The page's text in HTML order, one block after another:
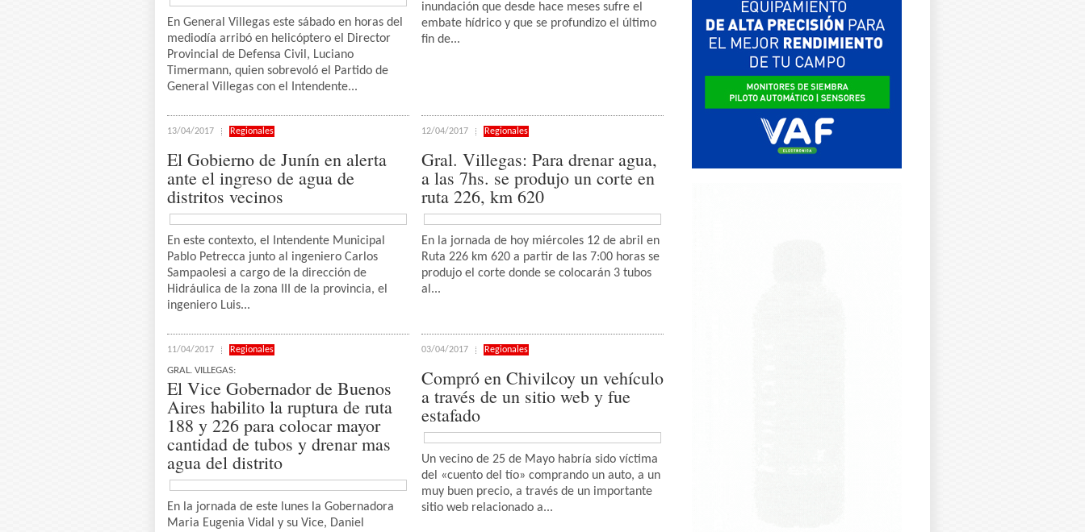
En General Villegas este sábado en horas del
mediodía arribó en helicóptero el Director
Provincial de Defensa Civil, Luciano
Timermann, quien sobrevoló el Partido de
General Villegas con el Intendente...
inundación que desde hace meses sufre el
embate hídrico y que se profundizo el último
fin de...
13/04/2017 Regionales
El Gobierno de Junín en alerta
ante el ingreso de agua de
distritos vecinos
En este contexto, el Intendente Municipal
Pablo Petrecca junto al ingeniero Carlos
Sampaolesi a cargo de la dirección de
Hidráulica de la zona III de la provincia, el
ingeniero Luis...
12/04/2017 Regionales
Gral. Villegas: Para drenar agua,
a las 7hs. se produjo un corte en
ruta 226, km 620
En la jornada de hoy miércoles 12 de abril en
Ruta 226 km 620 a partir de las 7:00 horas se
produjo el corte donde se colocarán 3 tubos
al...
11/04/2017 Regionales
GRAL. VILLEGAS:
El Vice Gobernador de Buenos
Aires habilito la ruptura de ruta
188 y 226 para colocar mayor
cantidad de tubos y drenar mas
agua del distrito
En la jornada de este lunes la Gobernadora
Maria Eugenia Vidal y su Vice, Daniel
03/04/2017 Regionales
Compró en Chivilcoy un vehículo
a través de un sitio web y fue
estafado
Un vecino de 25 de Mayo habría sido víctima
del «cuento del tío» comprando un auto, a un
muy buen precio, a través de un importante
sitio web relacionado a...